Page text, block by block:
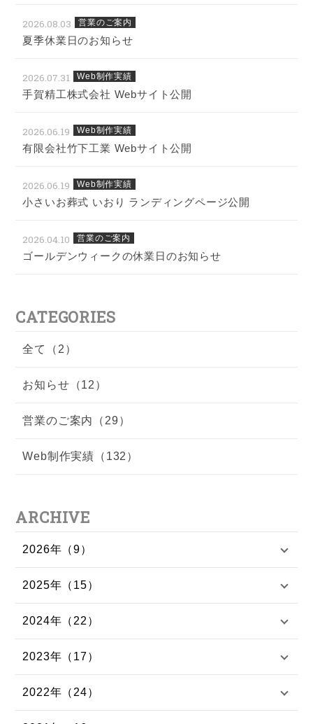
2026.08.03 営業のご案内
夏季休業日のお知らせ
2026.07.31 Web制作実績
手賀精工株式会社 Webサイト公開
2026.06.19 Web制作実績
有限会社竹下工業 Webサイト公開
2026.06.19 Web制作実績
小さいお葬式 いおり ランディングページ公開
2026.04.10 営業のご案内
ゴールデンウィークの休業日のお知らせ
CATEGORIES
全て（2）
お知らせ（12）
営業のご案内（29）
Web制作実績（132）
ARCHIVE
2026年（9）
2025年（15）
2024年（22）
2023年（17）
2022年（24）